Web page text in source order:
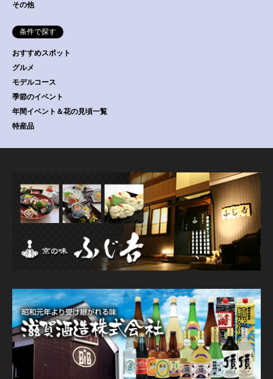
その他
条件で探す
おすすめスポット
グルメ
モデルコース
季節のイベント
年間イベント＆花の見頃一覧
特産品